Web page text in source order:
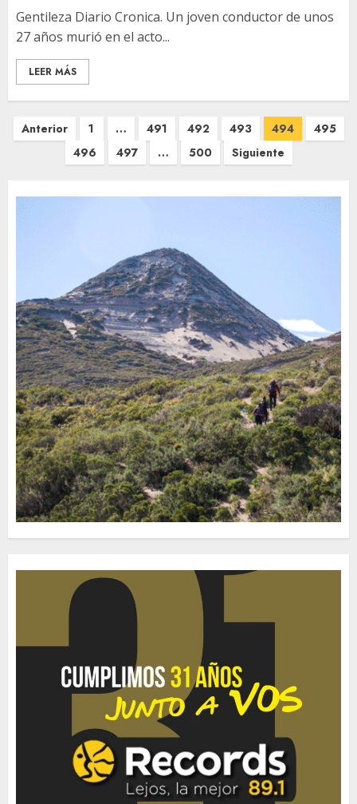
Gentileza Diario Cronica. Un joven conductor de unos
27 años murió en el acto...
LEER MÁS
Paginación
Anterior 1 … 491 492 493 494
495
496
497 … 500 Siguiente